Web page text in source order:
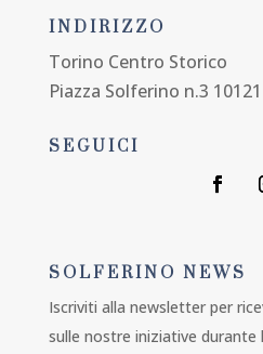
INDIRIZZO
Torino Centro Storico
Piazza Solferino n.3 10121
SEGUICI
SOLFERINO NEWS
Iscriviti alla newsletter per
sulle nostre iniziative